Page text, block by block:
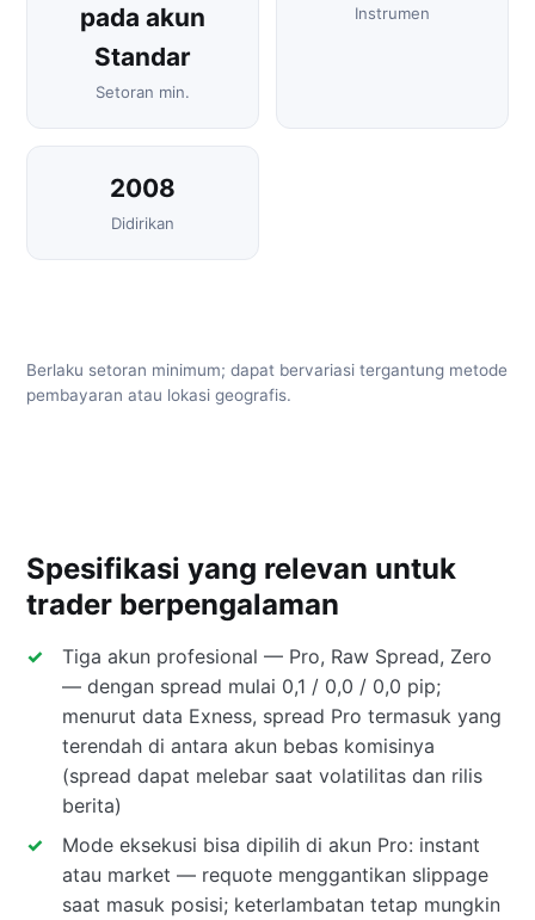
pada akun
Standar
Setoran min.
Instrumen
2008
Didirikan
Berlaku setoran minimum; dapat bervariasi tergantung metode
pembayaran atau lokasi geografis.
Spesifikasi yang relevan untuk
trader berpengalaman
Tiga akun profesional — Pro, Raw Spread, Zero
— dengan spread mulai 0,1 / 0,0 / 0,0 pip;
menurut data Exness, spread Pro termasuk yang
terendah di antara akun bebas komisinya
(spread dapat melebar saat volatilitas dan rilis
berita)
Mode eksekusi bisa dipilih di akun Pro: instant
atau market — requote menggantikan slippage
saat masuk posisi; keterlambatan tetap mungkin